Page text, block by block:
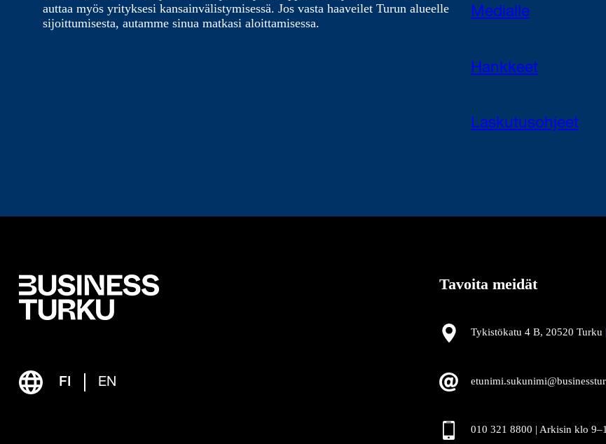
auttaa myös yrityksesi kansainvälistymisessä. Jos vasta haaveilet Turun alueelle
sijoittumisesta, autamme sinua matkasi aloittamisessa.
Medialle
Hankkeet
Laskutusohjeet
FI EN
Tavoita meidät
Tykistökatu 4 B, 20520 Turku |
010 321 8800 | Arkisin klo 9–